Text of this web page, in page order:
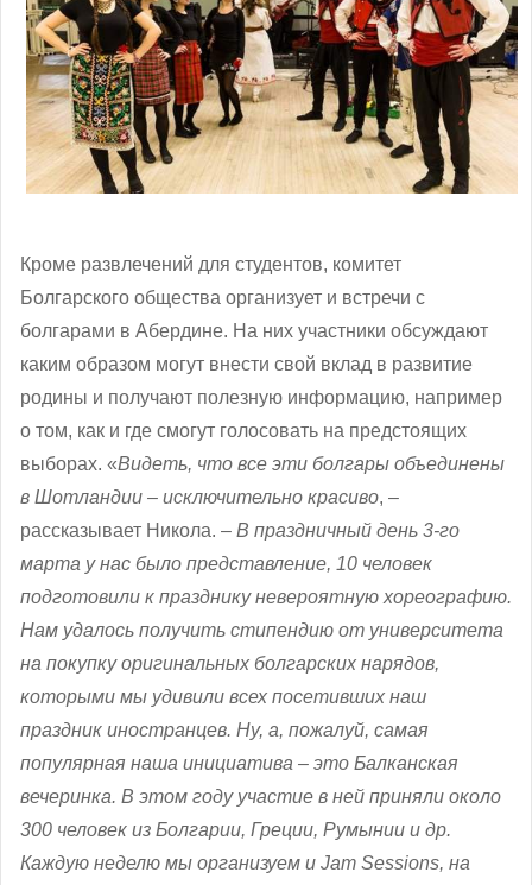
Кроме развлечений для студентов, комитет
Болгарского общества организует и встречи с
болгарами в Абердине. На них участники обсуждают
каким образом могут внести свой вклад в развитие
родины и получают полезную информацию, например
о том, как и где смогут голосовать на предстоящих
выборах. «Видеть, что все эти болгары объединены
в Шотландии – исключительно красиво, –
рассказывает Никола. – В праздничный день 3-го
марта у нас было представление, 10 человек
подготовили к празднику невероятную хореографию.
Нам удалось получить стипендию от университета
на покупку оригинальных болгарских нарядов,
которыми мы удивили всех посетивших наш
праздник иностранцев. Ну, а, пожалуй, самая
популярная наша инициатива – это Балканская
вечеринка. В этом году участие в ней приняли около
300 человек из Болгарии, Греции, Румынии и др.
Каждую неделю мы организуем и Jam Sessions, на